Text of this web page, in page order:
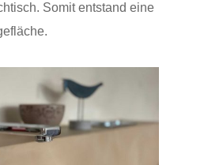
Somit entstand eine